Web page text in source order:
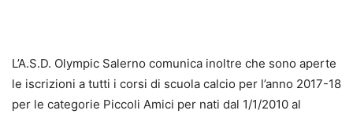
L’A.S.D. Olympic Salerno comunica inoltre che sono aperte
le iscrizioni a tutti i corsi di scuola calcio per l’anno 2017-18
per le categorie Piccoli Amici per nati dal 1/1/2010 al